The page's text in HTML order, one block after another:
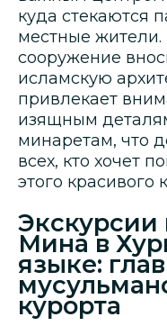
куда стекаются
местные жители.
сооружение
исламскую
привлекает
изящным
минаретам, что
всех, кто хочет
этого красивого
Экскурсии
Мина в
языке:
курорта